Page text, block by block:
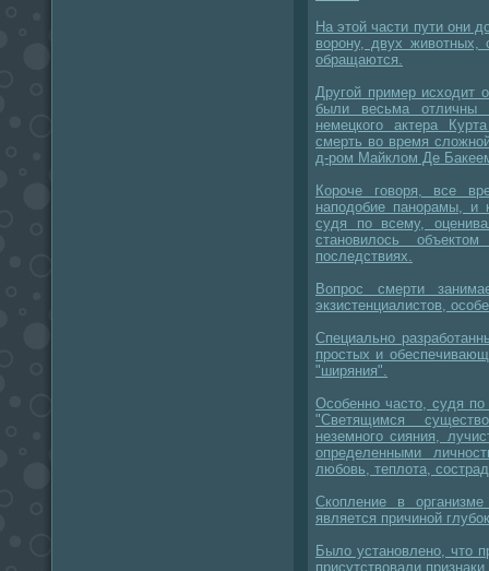
На этой части пути они
ворону, двух животных,
обращаются.
Другой пример исходит
были весьма
немецкого актера
смерть во время
д-ром Майклом Де
Короче говоря, все
наподобие панорамы, и
судя по всему,
становилось
последствиях.
Вопрос смерти
экзистенциалистов,
Специально
простых и
"ширяния".
Особенно часто, судя
"Светящимся
неземного сияния,
определенными
любовь, теплота,
Скопление в
является причиной
Было установлено, что
присутствовали